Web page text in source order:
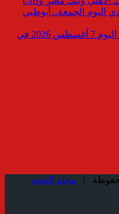
اليوم الجمعة.. أبوظبي
أسعار العملات الأجنبية والعربية اليوم 7 أغسطس 2026 في
مجلة النخبة